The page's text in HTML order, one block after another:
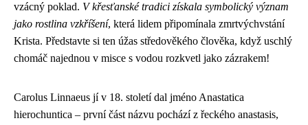
vzácný poklad. V křesťanské tradici získala symbolický význam
jako rostlina vzkříšení, která lidem připomínala zmrtvýchvstání
Krista. Představte si ten úžas středověkého člověka, když uschlý
chomáč najednou v misce s vodou rozkvetl jako zázrakem!
Carolus Linnaeus jí v 18. století dal jméno Anastatica
hierochuntica – první část názvu pochází z řeckého anastasis,